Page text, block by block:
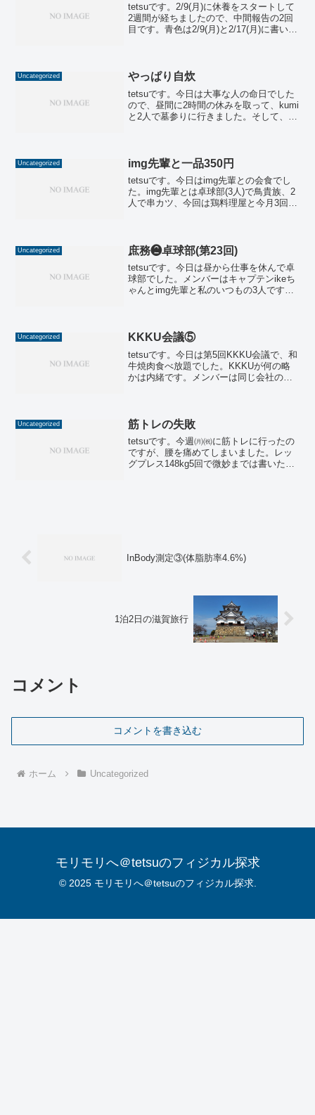
tetsuです。2/9(月)に休養をスタートして
2週間が経ちましたので、中間報告の2回
目です。青色は2/9(月)と2/17(月)に書いた
Uncategorized やっぱり自炊
tetsuです。今日は大事な人の命日でした
ので、昼間に2時間の休みを取って、kumi
と2人で墓参りに行きました。そして、帰
くことにし...
Uncategorized img先輩と一品350円
tetsuです。今日はimg先輩との会食でし
た。img先輩とは卓球部(3人)で鳥貴族、2
人で串カツ、今回は鶏料理屋と今月3回目
Uncategorized 庶務❷卓球部(第23回)
tetsuです。今日は昼から仕事を休んで卓
球部でした。メンバーはキャプテンikeち
ゃんとimg先輩と私のいつもの3人です。
で、初め...
Uncategorized KKKU会議⑤
tetsuです。今日は第5回KKKU会議で、和
牛焼肉食べ放題でした。KKKUが何の略
かは内緒です。メンバーは同じ会社の同
っ...
Uncategorized 筋トレの失敗
tetsuです。今週㈪㈷に筋トレに行ったの
ですが、腰を痛めてしまいました。レッ
グプレス148kg5回で微妙までは書いたの
InBody測定③(体脂肪率4.6%)
1泊2日の滋賀旅行
コメント
コメントを書き込む
ホーム Uncategorized
モリモリへ＠tetsuのフィジカル探求
© 2025 モリモリへ＠tetsuのフィジカル探求.